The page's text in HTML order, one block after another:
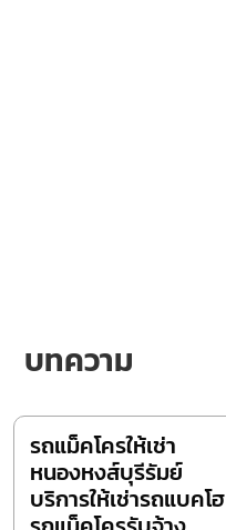
บทความ
รถแม็คโครให้เช่า
หนองหงส์บุรีรัมย์
บริการให้เช่ารถแบคโฮ